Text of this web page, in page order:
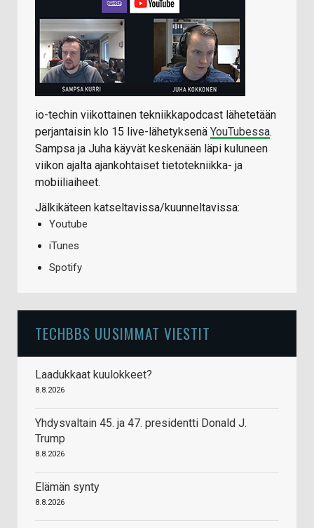
io-techin viikottainen tekniikkapodcast lähetetään
perjantaisin klo 15 live-lähetyksenä YouTubessa.
Sampsa ja Juha käyvät keskenään läpi kuluneen
viikon ajalta ajankohtaiset tietotekniikka- ja
mobiiliaiheet.
Jälkikäteen katseltavissa/kuunneltavissa:
Youtube
iTunes
Spotify
TECHBBS UUSIMMAT VIESTIT
Laadukkaat kuulokkeet?
8.8.2026
Yhdysvaltain 45. ja 47. presidentti Donald J.
Trump
8.8.2026
Elämän synty
8.8.2026